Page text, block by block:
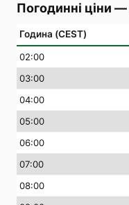
Погодинні ціни —
Година (CEST)
02:00
03:00
04:00
05:00
06:00
07:00
08:00